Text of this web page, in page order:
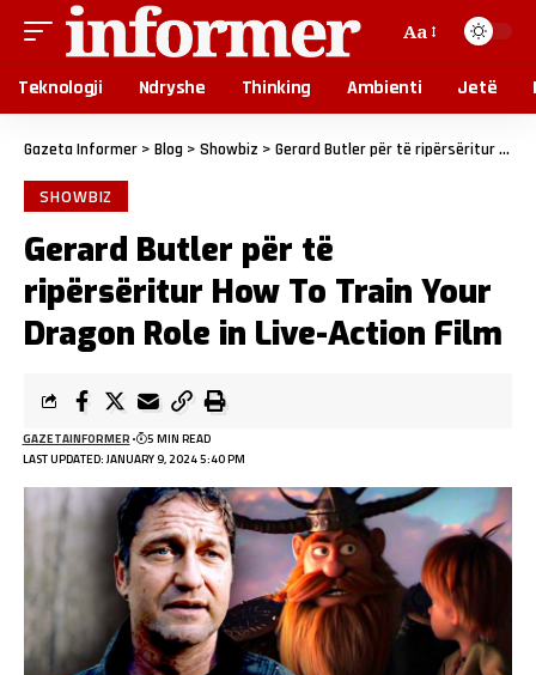
Aa
Teknologji Ndryshe Thinking Ambienti Jetë
Gazeta Informer > Blog > Showbiz > Gerard Butler për të ripërsëritur How To Train Your Dragon Role in Live-Action Film
SHOWBIZ
Gerard Butler për të
ripërsëritur How To Train Your
Dragon Role in Live-Action Film
LAST UPDATED: JANUARY 9, 2024 5:40 PM
GAZETAINFORMER 5 MIN READ